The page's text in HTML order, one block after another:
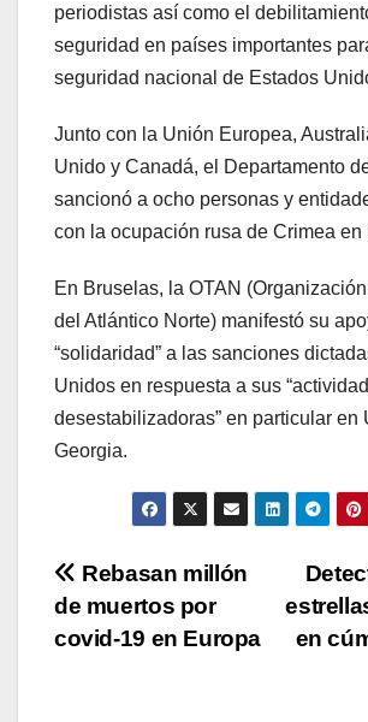
periodistas así como el
seguridad en países importantes
seguridad nacional de Estados
Junto con la Unión Europea,
Unido y Canadá, el Departamento
sancionó a ocho personas y
con la ocupación rusa de Crimea en
En Bruselas, la OTAN
del Atlántico Norte) manifestó su
“solidaridad” a las sanciones
Unidos en respuesta a sus
desestabilizadoras” en particular en
Georgia.
Navegación
de
en
Rebasan millón
de muertos por
covid-19 en Europa